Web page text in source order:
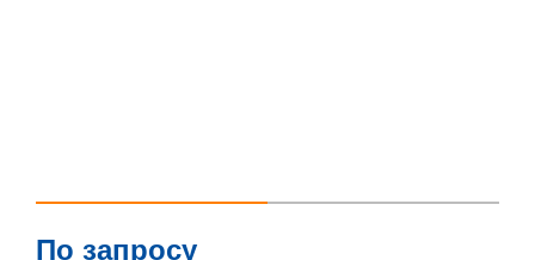
По запросу